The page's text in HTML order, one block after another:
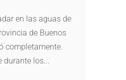
en las aguas de
de Buenos
completamente.
durante los...